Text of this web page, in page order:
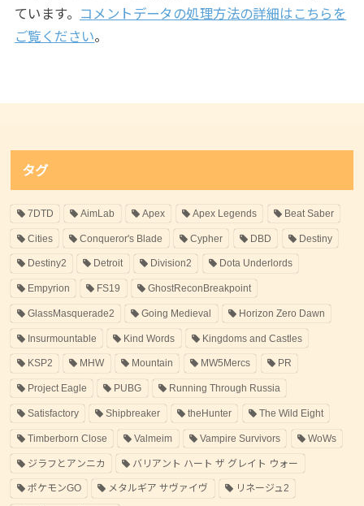
ています。
コメントデータの処理方法の詳細はこちらを
ご覧ください。
タグ
7DTD AimLab Apex Apex Legends Beat Saber
Cities Conqueror's Blade Cypher DBD Destiny
Destiny2 Detroit Division2 Dota Underlords
Empyrion FS19 GhostReconBreakpoint
GlassMasquerade2 Going Medieval Horizon Zero Dawn
Insurmountable Kind Words Kingdoms and Castles
KSP2 MHW Mountain MW5Mercs PR
Project Eagle PUBG Running Through Russia
Satisfactory Shipbreaker theHunter The Wild Eight
Timberborn Close Valmeim Vampire Survivors WoWs
ジラフとアンニカ バリアント ハート ザ グレイト ウォー
ポケモンGO メタルギア サヴァイヴ リネージュ2